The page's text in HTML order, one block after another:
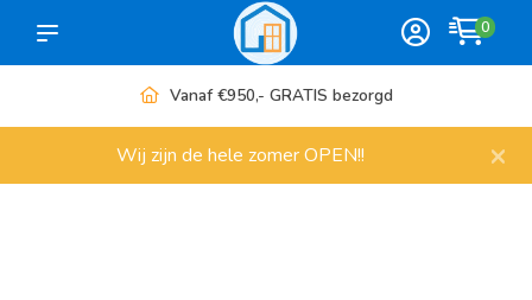
0
Vanaf €950,- GRATIS bezorgd
Wij zijn de hele zomer OPEN!! ×